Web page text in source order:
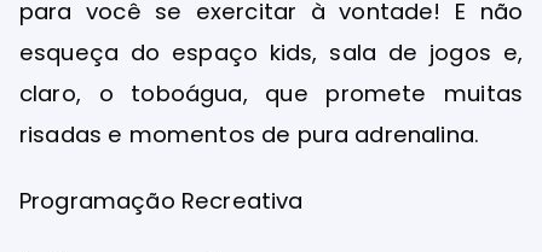
para você se exercitar à vontade! E não
esqueça do espaço kids, sala de jogos e,
claro, o toboágua, que promete muitas
risadas e momentos de pura adrenalina.
Programação Recreativa